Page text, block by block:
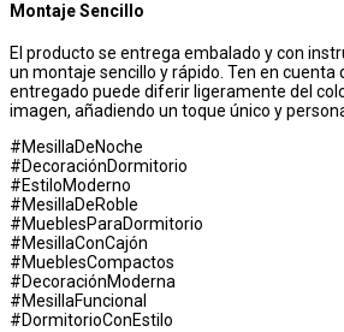
Montaje Sencillo
El producto se entrega embalado y con
un montaje sencillo y rápido. Ten en cuenta
entregado puede diferir ligeramente del
imagen, añadiendo un toque único y
#MesillaDeNoche
#DecoraciónDormitorio
#EstiloModerno
#MesillaDeRoble
#MueblesParaDormitorio
#MesillaConCajón
#MueblesCompactos
#DecoraciónModerna
#MesillaFuncional
#DormitorioConEstilo